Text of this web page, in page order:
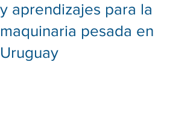
y aprendizajes para la
maquinaria pesada en
Uruguay